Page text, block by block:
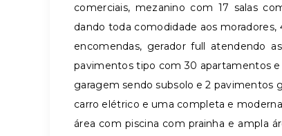
comerciais, mezanino com 17 salas
dando toda comodidade aos moradores,
encomendas, gerador full atendendo
pavimentos tipo com 30 apartamentos
garagem sendo subsolo e 2
carro elétrico e uma completa e
área com piscina com prainha e ampla